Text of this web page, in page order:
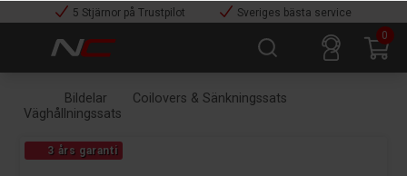
5 Stjärnor på Trustpilot
Sveriges bästa service
0
Bildelar
Coilovers & Sänkningssats
Väghållningssats
3 års garanti